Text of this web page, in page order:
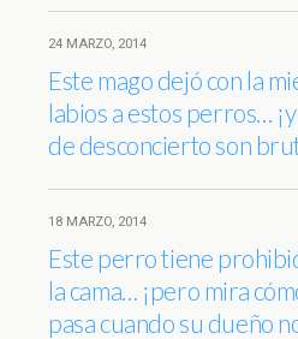
24 MARZO, 2014
Este mago dejó con la
labios a estos perros…
de desconcierto son
18 MARZO, 2014
Este perro tiene
la cama… ¡pero mira
pasa cuando su dueño